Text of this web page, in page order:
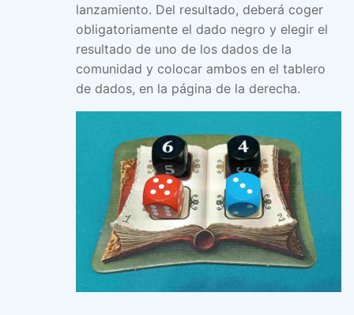
lanzamiento. Del resultado, deberá coger
obligatoriamente el dado negro y elegir el
resultado de uno de los dados de la
comunidad y colocar ambos en el tablero
de dados, en la página de la derecha.